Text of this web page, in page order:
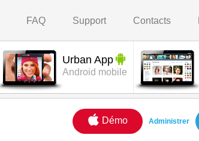
FAQ Support Contacts
Urban App
Android mobile
Administrer
Démo